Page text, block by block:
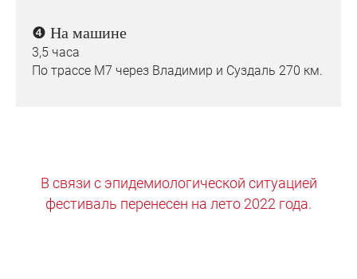
❹ На машине
3,5 часа
По трассе М7 через Владимир и Суздаль 270 км.
В связи с эпидемиологической ситуацией
фестиваль перенесен на лето 2022 года.